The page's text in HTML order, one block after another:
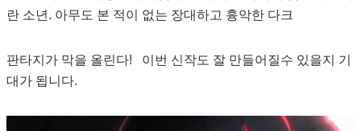
란 소년. 아무도 본 적이 없는 장대하고 흉악한 다크
판타지가 막을 올린다! 이번 신작도 잘 만들어질수 있을지 기
대가 됩니다.